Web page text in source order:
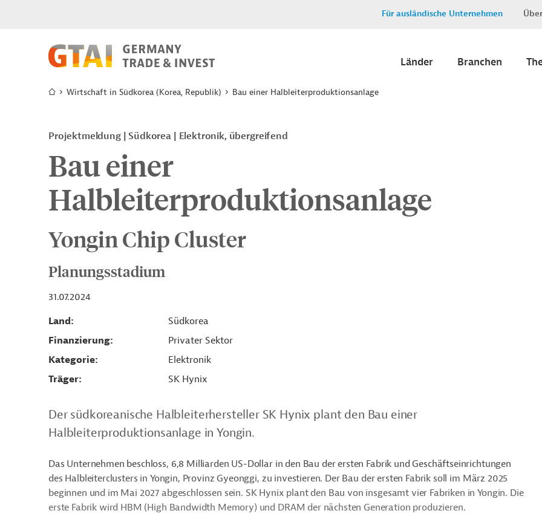
Für ausländische Unternehmen
Länder Branchen
Wirtschaft in Südkorea (Korea, Republik) Bau einer Halbleiterproduktionsanlage
Projektmeldung Südkorea Elektronik, übergreifend
Bau einer
Halbleiterproduktionsanlage
Yongin Chip Cluster
Planungsstadium
31.07.2024
Land
Südkorea
Finanzierung
Privater Sektor
Kategorie
Elektronik
Träger
SK Hynix
Der südkoreanische Halbleiterhersteller SK Hynix plant den Bau einer
Halbleiterproduktionsanlage in Yongin.
Das Unternehmen beschloss, 6,8 Milliarden US-Dollar in den Bau der ersten Fabrik und Geschäftseinrichtungen
des Halbleiterclusters in Yongin, Provinz Gyeonggi, zu investieren. Der Bau der ersten Fabrik soll im März 2025
beginnen und im Mai 2027 abgeschlossen sein. SK Hynix plant den Bau von insgesamt vier Fabriken in Yongin. Die
erste Fabrik wird HBM (High Bandwidth Memory) und DRAM der nächsten Generation produzieren.